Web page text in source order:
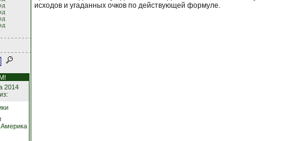
2014
исходов и угаданных очков по действующей формуле.